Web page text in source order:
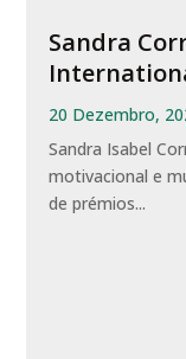
Sandra
20 Dezembro,
Sandra Isabel
motivacional e
de prémios...